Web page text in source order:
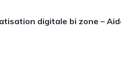
digitale bi zone –